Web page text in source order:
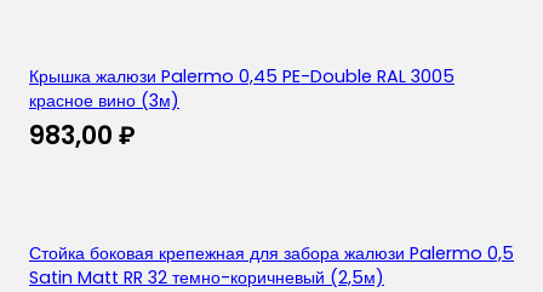
Крышка жалюзи Palermo 0,45 PE-Double RAL 3005
красное вино (3м)
983,00 ₽
Стойка боковая крепежная для забора жалюзи Palermo 0,5
Satin Matt RR 32 темно-коричневый (2,5м)